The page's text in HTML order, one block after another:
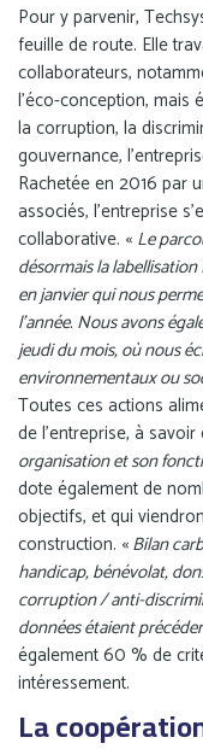
Pour y parvenir,
feuille de route. Elle
collaborateurs,
l’éco-conception,
la corruption, la
gouvernance,
Rachetée en 2016 par
associés, l’entreprise
collaborative. « Le
désormais la
en janvier qui nous
l’année. Nous avons
jeudi du mois, où nous
environnementaux ou
Toutes ces actions
de l’entreprise, à savoir
organisation et son
dote également de
objectifs, et qui
construction. «Bilan
handicap, bénévolat,
corruption / anti-
données étaient
également 60 % de
intéressement.
La